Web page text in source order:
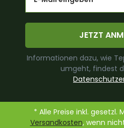
JETZT
Informationen dazu, wie
umgeht, findest
* Alle Preise inkl. gesetzl.
Versandkosten, wenn